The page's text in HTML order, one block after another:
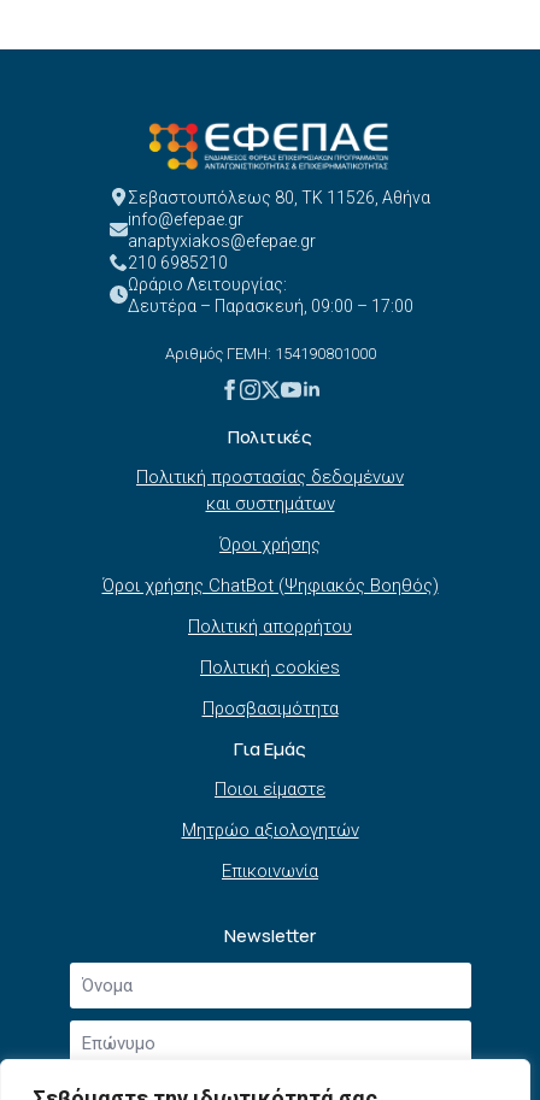
Σεβαστουπόλεως 80, ΤΚ 11526, Αθήνα
info@efepae.gr
anaptyxiakos@efepae.gr
210 6985210
Ωράριο Λειτουργίας:
Δευτέρα – Παρασκευή, 09:00 – 17:00
Αριθμός ΓΕΜΗ: 154190801000
Πολιτικές
Πολιτική προστασίας δεδομένων
και συστημάτων
Όροι χρήσης
Όροι χρήσης ChatBot (Ψηφιακός Βοηθός)
Πολιτική απορρήτου
Πολιτική cookies
Προσβασιμότητα
Για Εμάς
Ποιοι είμαστε
Μητρώο αξιολογητών
Επικοινωνία
Newsletter
Όνομα
Επώνυμο
Email